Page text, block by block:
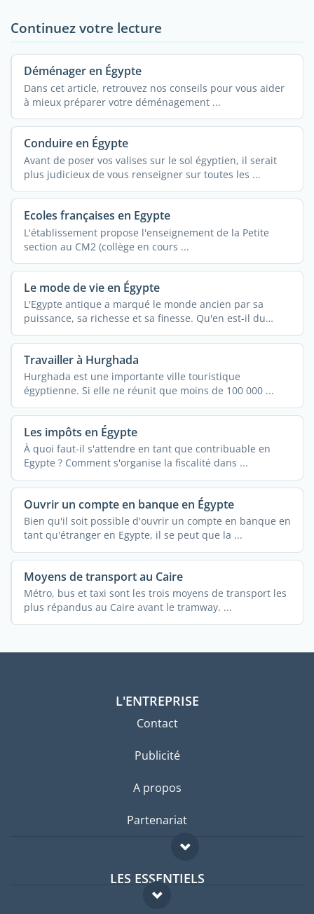
Continuez votre lecture
Déménager en Égypte
Dans cet article, retrouvez nos conseils pour vous aider
à mieux préparer votre déménagement ...
Conduire en Égypte
Avant de poser vos valises sur le sol égyptien, il serait
plus judicieux de vous renseigner sur toutes les ...
Ecoles françaises en Egypte
L'établissement propose l'enseignement de la Petite
section au CM2 (collège en cours ...
Le mode de vie en Égypte
L'Egypte antique a marqué le monde ancien par sa
puissance, sa richesse et sa finesse. Qu'en est-il du
mode ...
Travailler à Hurghada
Hurghada est une importante ville touristique
égyptienne. Si elle ne réunit que moins de 100 000 ...
Les impôts en Égypte
À quoi faut-il s'attendre en tant que contribuable en
Egypte ? Comment s'organise la fiscalité dans ...
Ouvrir un compte en banque en Égypte
Bien qu'il soit possible d'ouvrir un compte en banque en
tant qu'étranger en Egypte, il se peut que la ...
Moyens de transport au Caire
Métro, bus et taxi sont les trois moyens de transport les
plus répandus au Caire avant le tramway. ...
L'ENTREPRISE
Contact
Publicité
A propos
Partenariat
LES ESSENTIELS
Forum expatriés